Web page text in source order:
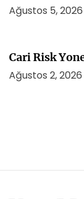
Ağustos 5, 2026
Cari Risk
Ağustos 2, 2026